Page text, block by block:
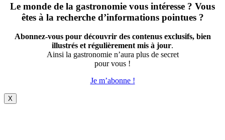
Le monde de la gastronomie vous intéresse ? Vous
êtes à la recherche d’informations pointues ?
Abonnez-vous pour découvrir des contenus exclusifs, bien
illustrés et régulièrement mis à jour.
Ainsi la gastronomie n’aura plus de secret
pour vous !
Je m’abonne !
X